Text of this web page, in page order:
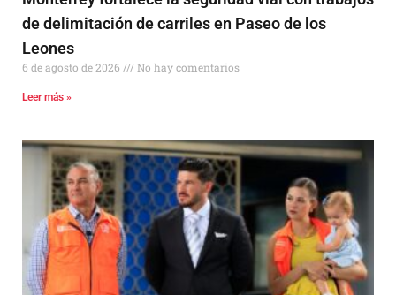
de delimitación de carriles en Paseo de los
Leones
6 de agosto de 2026 No hay comentarios
Leer más »